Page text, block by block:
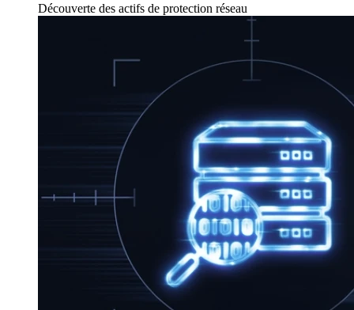
Découverte des actifs de protection réseau